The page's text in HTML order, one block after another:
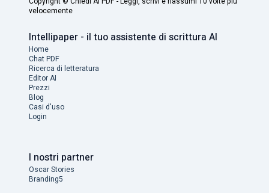
velocemente
Intellipaper - il tuo assistente di scrittura AI
Home
Chat PDF
Ricerca di letteratura
Editor AI
Prezzi
Blog
Casi d'uso
Login
I nostri partner
Oscar Stories
Branding5